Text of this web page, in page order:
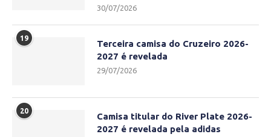
30/07/2026
19
Terceira camisa do Cruzeiro 2026-
2027 é revelada
29/07/2026
20
Camisa titular do River Plate 2026-
2027 é revelada pela adidas